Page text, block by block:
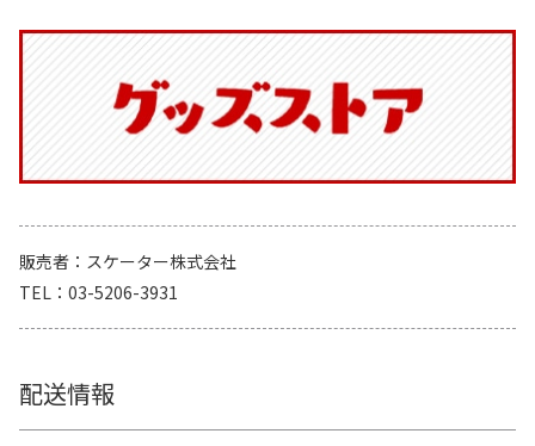
販売者
スケーター株式会社
TEL
03-5206-3931
配送情報